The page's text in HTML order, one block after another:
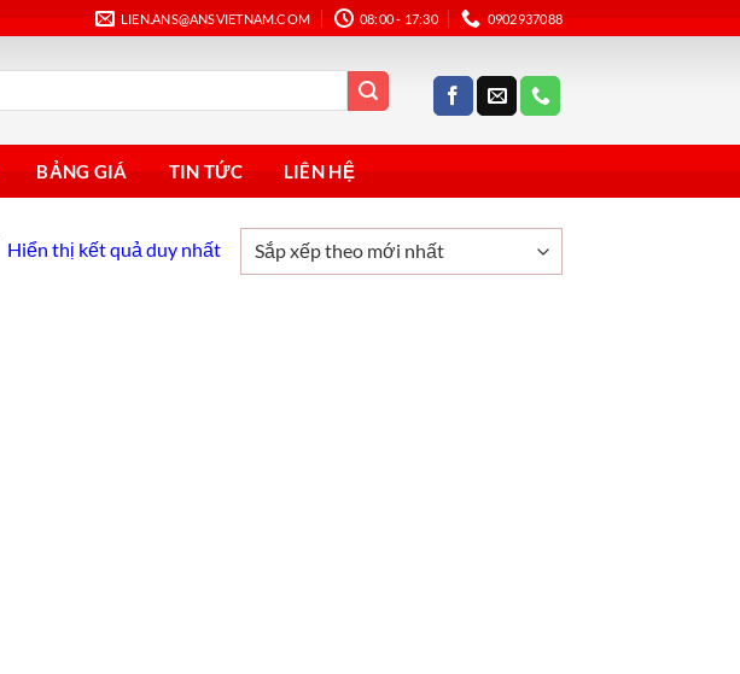
LIEN.ANS@ANSVIETNAM.COM 08:00 - 17:30 0902937088
BẢNG GIÁ TIN TỨC LIÊN HỆ
Hiển thị kết quả duy nhất